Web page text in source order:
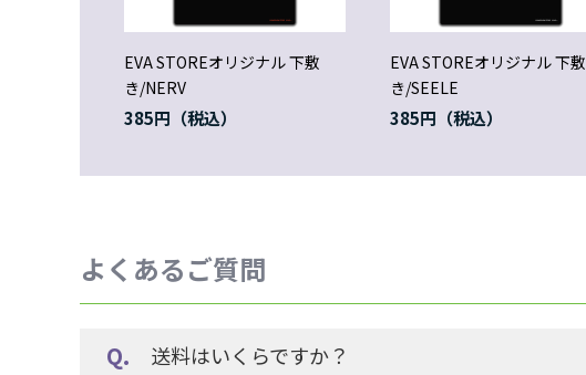
EVA STOREオリジナル 下敷
き/NERV
385円
EVA STOREオリジナル 下敷
き/SEELE
385円
よくあるご質問
送料はいくらですか？